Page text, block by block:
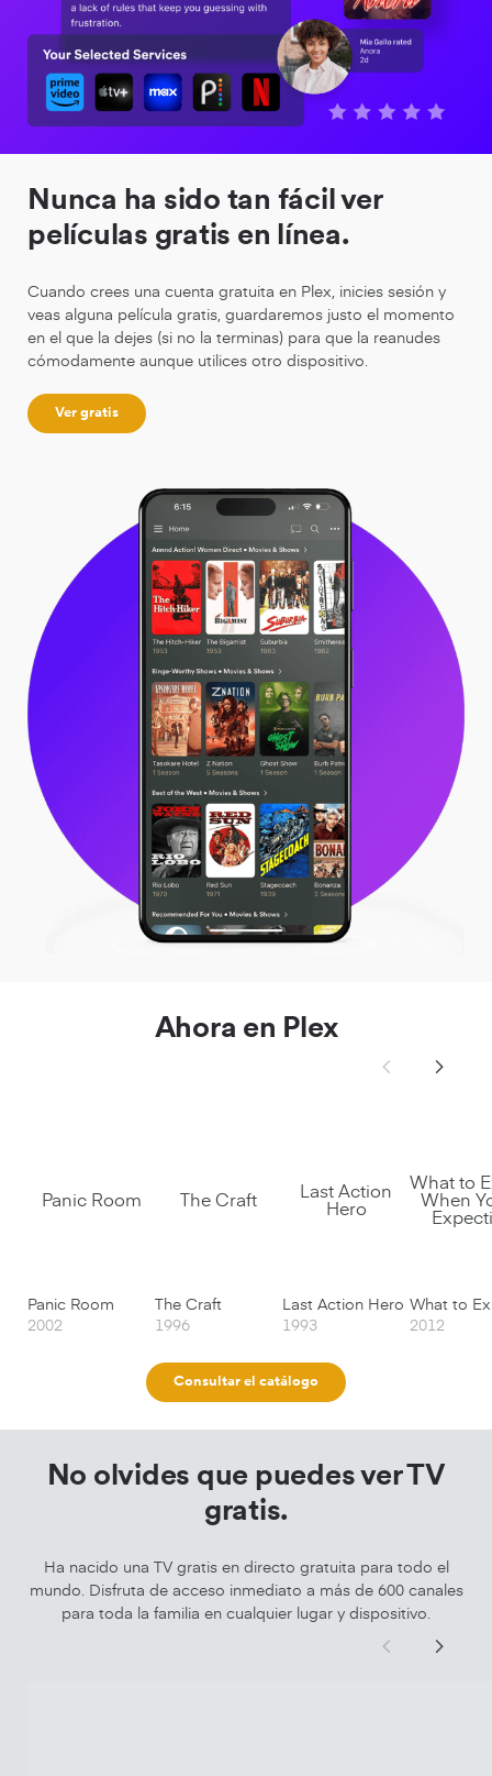
Nunca ha sido tan fácil ver
películas gratis en línea.
Cuando crees una cuenta gratuita en Plex, inicies sesión y
veas alguna película gratis, guardaremos justo el momento
en el que la dejes (si no la terminas) para que la reanudes
cómodamente aunque utilices otro dispositivo.
Ver gratis
Ahora en Plex
Panic Room
Panic Room
2002
The Craft
The Craft
1996
Last Action
Hero
Last Action Hero
1993
What to
When
2012
Consultar el catálogo
No olvides que puedes ver TV
gratis.
Ha nacido una TV gratis en directo gratuita para todo el
mundo. Disfruta de acceso inmediato a más de 600 canales
para toda la familia en cualquier lugar y dispositivo.